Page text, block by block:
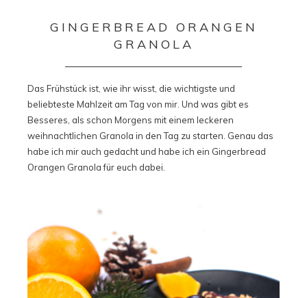
GINGERBREAD ORANGEN
GRANOLA
Das Frühstück ist, wie ihr wisst, die wichtigste und
beliebteste Mahlzeit am Tag von mir. Und was gibt es
Besseres, als schon Morgens mit einem leckeren
weihnachtlichen Granola in den Tag zu starten. Genau das
habe ich mir auch gedacht und habe ich ein Gingerbread
Orangen Granola für euch dabei.